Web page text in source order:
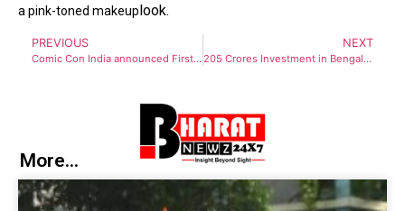
a pink-toned makeuplook.
PREVIOUS
Comic Con India announced First ever Kolkata Event in February 2025
NEXT
205 Crores Investment in Bengal : UK announced to invest Rs 205 Crores in West Bengal
More...